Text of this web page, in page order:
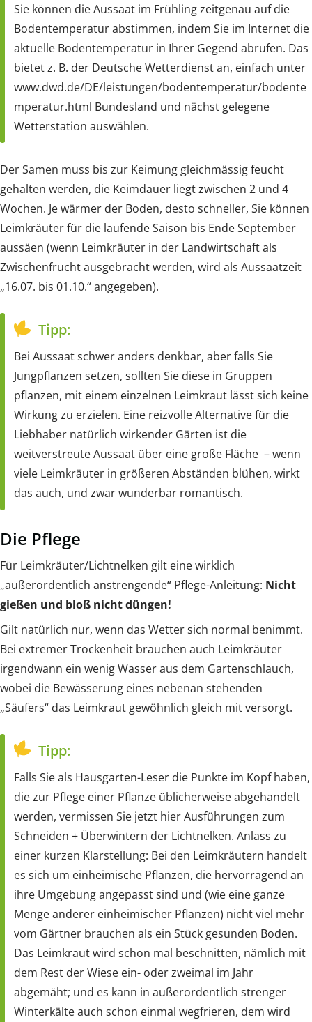
Sie können die Aussaat im Frühling zeitgenau auf die
Bodentemperatur abstimmen, indem Sie im Internet die
aktuelle Bodentemperatur in Ihrer Gegend abrufen. Das
bietet z. B. der Deutsche Wetterdienst an, einfach unter
www.dwd.de/DE/leistungen/bodentemperatur/bodente
mperatur.html Bundesland und nächst gelegene
Wetterstation auswählen.
Der Samen muss bis zur Keimung gleichmässig feucht
gehalten werden, die Keimdauer liegt zwischen 2 und 4
Wochen. Je wärmer der Boden, desto schneller, Sie können
Leimkräuter für die laufende Saison bis Ende September
aussäen (wenn Leimkräuter in der Landwirtschaft als
Zwischenfrucht ausgebracht werden, wird als Aussaatzeit
„16.07. bis 01.10.“ angegeben).
Tipp:
Bei Aussaat schwer anders denkbar, aber falls Sie
Jungpflanzen setzen, sollten Sie diese in Gruppen
pflanzen, mit einem einzelnen Leimkraut lässt sich keine
Wirkung zu erzielen. Eine reizvolle Alternative für die
Liebhaber natürlich wirkender Gärten ist die
weitverstreute Aussaat über eine große Fläche – wenn
viele Leimkräuter in größeren Abständen blühen, wirkt
das auch, und zwar wunderbar romantisch.
Die Pflege
Für Leimkräuter/Lichtnelken gilt eine wirklich
„außerordentlich anstrengende“ Pflege-Anleitung: Nicht
gießen und bloß nicht düngen!
Gilt natürlich nur, wenn das Wetter sich normal benimmt.
Bei extremer Trockenheit brauchen auch Leimkräuter
irgendwann ein wenig Wasser aus dem Gartenschlauch,
wobei die Bewässerung eines nebenan stehenden
„Säufers“ das Leimkraut gewöhnlich gleich mit versorgt.
Tipp:
Falls Sie als Hausgarten-Leser die Punkte im Kopf haben,
die zur Pflege einer Pflanze üblicherweise abgehandelt
werden, vermissen Sie jetzt hier Ausführungen zum
Schneiden + Überwintern der Lichtnelken. Anlass zu
einer kurzen Klarstellung: Bei den Leimkräutern handelt
es sich um einheimische Pflanzen, die hervorragend an
ihre Umgebung angepasst sind und (wie eine ganze
Menge anderer einheimischer Pflanzen) nicht viel mehr
vom Gärtner brauchen als ein Stück gesunden Boden.
Das Leimkraut wird schon mal beschnitten, nämlich mit
dem Rest der Wiese ein- oder zweimal im Jahr
abgemäht; und es kann in außerordentlich strenger
Winterkälte auch schon einmal wegfrieren, dem wird